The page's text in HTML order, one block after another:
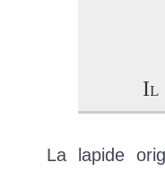
Il
La lapide